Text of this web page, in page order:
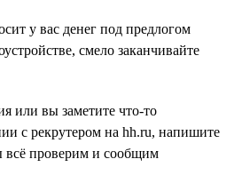
у вас денег под предлогом
смело заканчивайте
или вы заметите что-то
с рекрутером на hh.ru, напишите
проверим и сообщим